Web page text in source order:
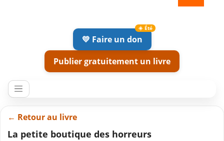
💛 Faire un don
Publier gratuitement un livre
← Retour au livre
La petite boutique des horreurs